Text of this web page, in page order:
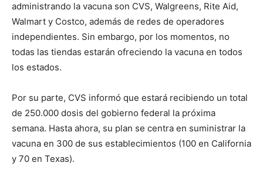
administrando la vacuna son CVS, Walgreens, Rite Aid,
Walmart y Costco, además de redes de operadores
independientes. Sin embargo, por los momentos, no
todas las tiendas estarán ofreciendo la vacuna en todos
los estados.
Por su parte, CVS informó que estará recibiendo un total
de 250.000 dosis del gobierno federal la próxima
semana. Hasta ahora, su plan se centra en suministrar la
vacuna en 300 de sus establecimientos (100 en California
y 70 en Texas).